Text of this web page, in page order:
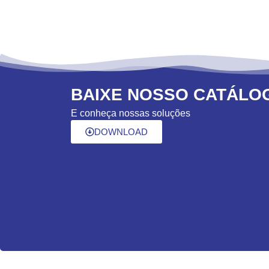
BAIXE NOSSO
E conheça nossas soluções
DOWNLOAD